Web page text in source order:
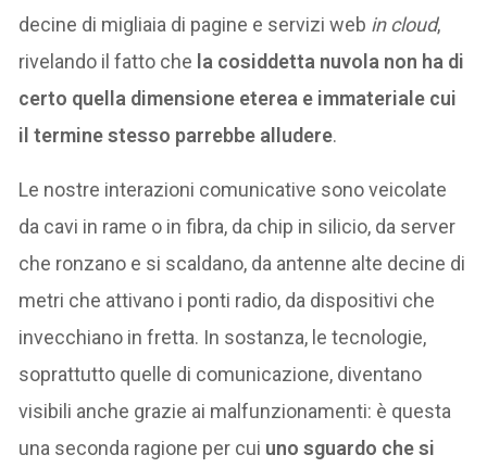
decine di migliaia di pagine e servizi web in cloud,
rivelando il fatto che la cosiddetta nuvola non ha di
certo quella dimensione eterea e immateriale cui
il termine stesso parrebbe alludere.
Le nostre interazioni comunicative sono veicolate
da cavi in rame o in fibra, da chip in silicio, da server
che ronzano e si scaldano, da antenne alte decine di
metri che attivano i ponti radio, da dispositivi che
invecchiano in fretta. In sostanza, le tecnologie,
soprattutto quelle di comunicazione, diventano
visibili anche grazie ai malfunzionamenti: è questa
una seconda ragione per cui uno sguardo che si